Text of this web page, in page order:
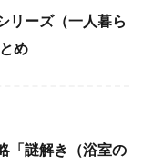
リーズ（一人暮ら
め
「謎解き（浴室の